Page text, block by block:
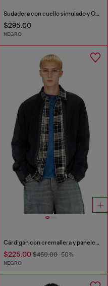
Sudadera con cuello simulado y Oval D metálico
$295.00
NEGRO
Cárdigan con cremallera y paneles utility
$225.00$450.00-50%
NEGRO